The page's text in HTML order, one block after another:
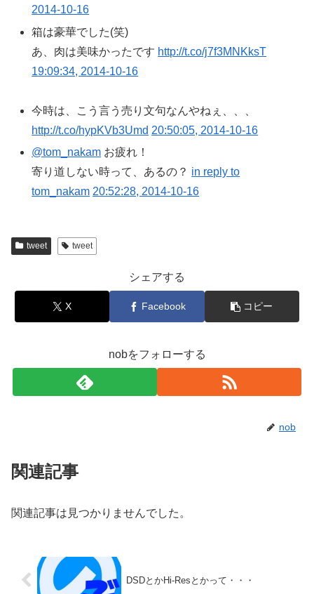
2014-10-16
箱は豪華でした(笑)
あ、肉は美味かったです http://t.co/j7f3MNKksT
19:09:34, 2014-10-16
今時は、こう言う売り文句なんやねぇ、、、
http://t.co/hypKVb3Umd 20:50:05, 2014-10-16
@tom_nakam お疲れ！
寄り道しない時って、あるの？ in reply to
tom_nakam 20:52:28, 2014-10-16
tweet tweet
シェアする
X Facebook コピー
nobをフォローする
nob
関連記事
関連記事は見つかりませんでした。
DSDとかHi-Resとかって・・・